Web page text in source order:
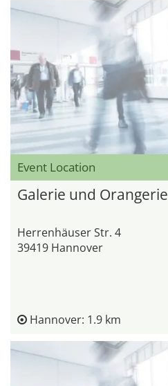
Event Location
Galerie und Orangerie
Herrenhäuser Str. 4
39419 Hannover
Hannover: 1.9 km